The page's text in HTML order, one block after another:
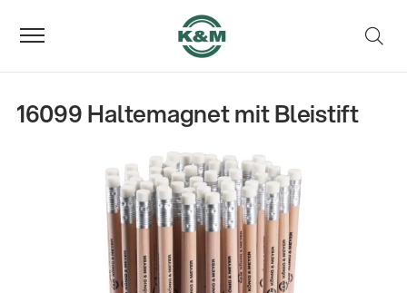
16099 Haltemagnet mit Bleistift